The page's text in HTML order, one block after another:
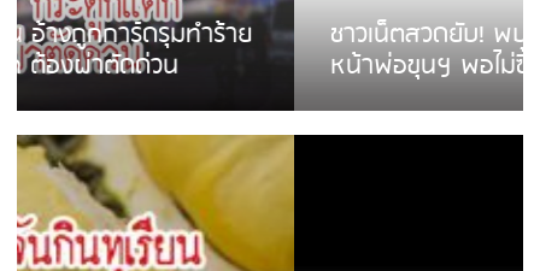
ชาวเน็ตสวดยับ! พบพม่าเร่ขายพวงมาลัย
หน้าพ่อขุนฯ พอไม่ซื้อเดินตาม